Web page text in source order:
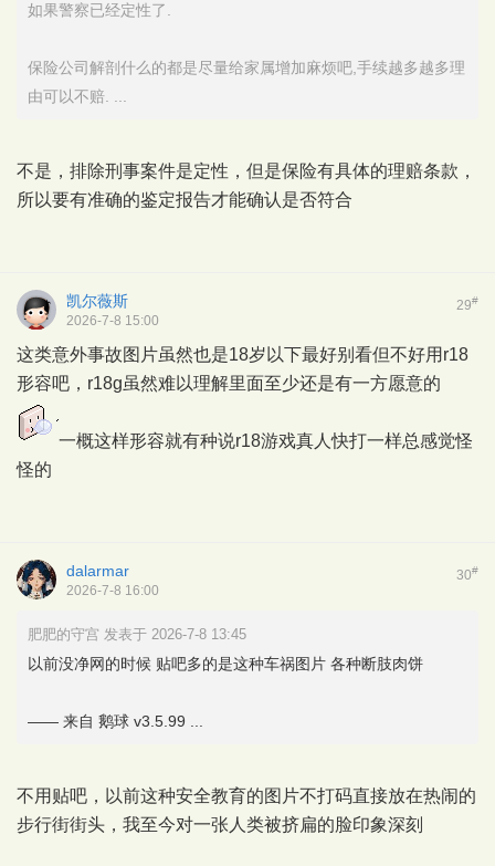
如果警察已经定性了.
保险公司解剖什么的都是尽量给家属增加麻烦吧,手续越多越多理
由可以不赔. ...
不是，排除刑事案件是定性，但是保险有具体的理赔条款，
所以要有准确的鉴定报告才能确认是否符合
29#
凯尔薇斯
2026-7-8 15:00
这类意外事故图片虽然也是18岁以下最好别看但不好用r18
形容吧，r18g虽然难以理解里面至少还是有一方愿意的
一概这样形容就有种说r18游戏真人快打一样总感觉怪
怪的
30#
dalarmar
2026-7-8 16:00
肥肥的守宫 发表于 2026-7-8 13:45
以前没净网的时候 贴吧多的是这种车祸图片 各种断肢肉饼
—— 来自 鹅球 v3.5.99 ...
不用贴吧，以前这种安全教育的图片不打码直接放在热闹的
步行街街头，我至今对一张人类被挤扁的脸印象深刻